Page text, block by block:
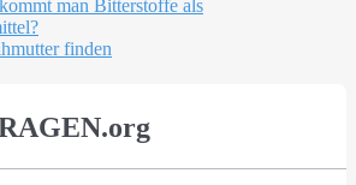
man Bitterstoffe als
finden